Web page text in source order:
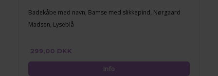
Badekåbe med navn, Bamse med slikkepind, Nørgaard
Madsen, Lyseblå
299,00 DKK